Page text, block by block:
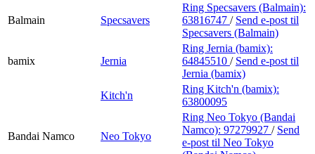
Balmain Specsavers
Ring Specsavers (Balmain):
63816747 / Send e-post til
Specsavers (Balmain)
bamix Jernia
Ring Jernia (bamix):
64845510 / Send e-post til
Jernia (bamix)
Kitch'n
Ring Kitch'n (bamix):
63800095
Bandai Namco Neo Tokyo
Ring Neo Tokyo (Bandai
Namco): 97279927 / Send
e-post til Neo Tokyo